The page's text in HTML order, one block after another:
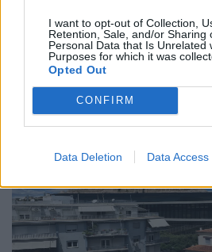
I want to opt-out of Collection,
Retention, Sale, and/or Sharing
Personal Data that Is Unrelated
Purposes for which it was
Opted Out
CONFIRM
Data Deletion Data Access
Το νέο "Ευρωβαρόμετρο" καταγράφει
την αντίφαση. Oι πολίτες που
ακρίβεια και αποσταθεροποίηση,
πιο δυνατή, πιο παρούσα Ευ